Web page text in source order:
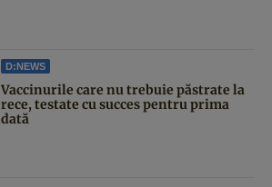
D:NEWS
Vaccinurile care nu trebuie păstrate la
rece, testate cu succes pentru prima
dată